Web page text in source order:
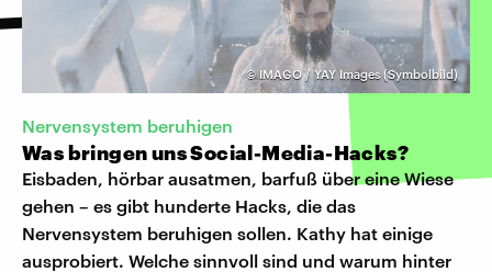
©IMAGO / YAY Images (Symbolbild)
Nervensystem beruhigen
Was bringen uns Social-Media-Hacks?
Eisbaden, hörbar ausatmen, barfuß über eine Wiese
gehen – es gibt hunderte Hacks, die das
Nervensystem beruhigen sollen. Kathy hat einige
ausprobiert. Welche sinnvoll sind und warum hinter